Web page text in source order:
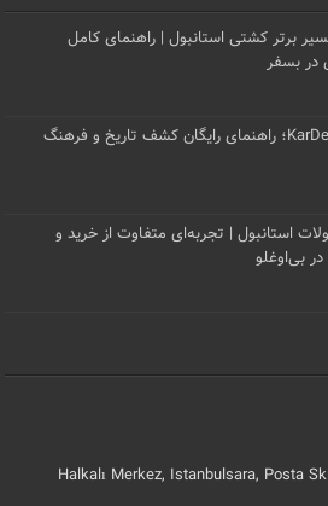
۱۶ مسیر برتر کشتی استانبول | راهنمای کامل
در بسفر
اپلیکیشن KarDes؛ راهنمای رایگان کشف تاریخ و فرهنگ
استانبول | تجربه‌ای متفاوت از خرید و
بی‌اوغلو
Halkalı Merkez, Istanbulsara, Posta